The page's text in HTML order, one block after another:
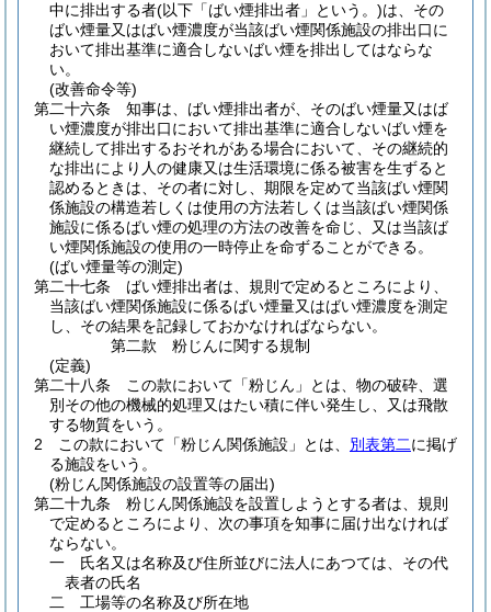
中に排出する者(以下「ばい煙排出者」という。)は、その
ばい煙量又はばい煙濃度が当該ばい煙関係施設の排出口に
おいて排出基準に適合しないばい煙を排出してはならな
い。
(改善命令等)
第二十六条
知事は、ばい煙排出者が、そのばい煙量又はば
い煙濃度が排出口において排出基準に適合しないばい煙を
継続して排出するおそれがある場合において、その継続的
な排出により人の健康又は生活環境に係る被害を生ずると
認めるときは、その者に対し、期限を定めて当該ばい煙関
係施設の構造若しくは使用の方法若しくは当該ばい煙関係
施設に係るばい煙の処理の方法の改善を命じ、又は当該ば
い煙関係施設の使用の一時停止を命ずることができる。
(ばい煙量等の測定)
第二十七条
ばい煙排出者は、規則で定めるところにより、
当該ばい煙関係施設に係るばい煙量又はばい煙濃度を測定
し、その結果を記録しておかなければならない。
第二款
粉じんに関する規制
(定義)
第二十八条
この款において「粉じん」とは、物の破砕、選
別その他の機械的処理又はたい積に伴い発生し、又は飛散
する物質をいう。
2
この款において「粉じん関係施設」とは、 別表第二に掲げ
る施設をいう。
(粉じん関係施設の設置等の届出)
第二十九条
粉じん関係施設を設置しようとする者は、規則
で定めるところにより、次の事項を知事に届け出なければ
ならない。
一
氏名又は名称及び住所並びに法人にあつては、その代
表者の氏名
二
工場等の名称及び所在地